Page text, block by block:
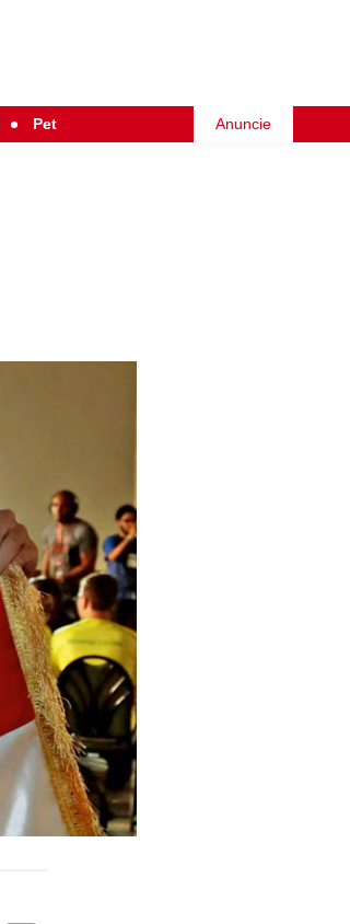
Pet Anuncie